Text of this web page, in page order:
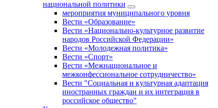
национальной политики
мероприятия муниципального уровня
Вести «Образование»
Вести «Национально-культурное развитие
народов Российской Федерации»
Вести «Молодежная политика»
Вести «Спорт»
Вести «Межнациональное и
межконфессиональное сотрудничество»
Вести "Социальная и культурная адаптация
иностранных граждан и их интеграция в
российское общество"